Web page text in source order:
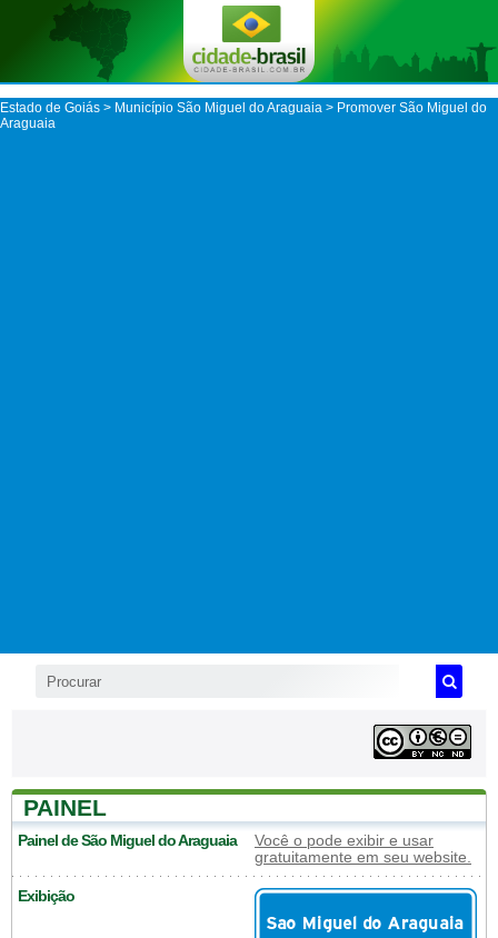
Estado de Goiás > Município São Miguel do Araguaia > Promover São Miguel do
Araguaia
PAINEL
Painel de São Miguel do Araguaia
Você o pode exibir e usar
gratuitamente em seu website.
Exibição